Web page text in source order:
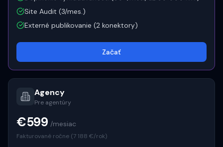
Site Audit (3/mes.)
Externé publikovanie (2 konektory)
Začať
Agency
Pre agentúry
€599 /mesiac
Fakturované ročne (7 188 €/rok)